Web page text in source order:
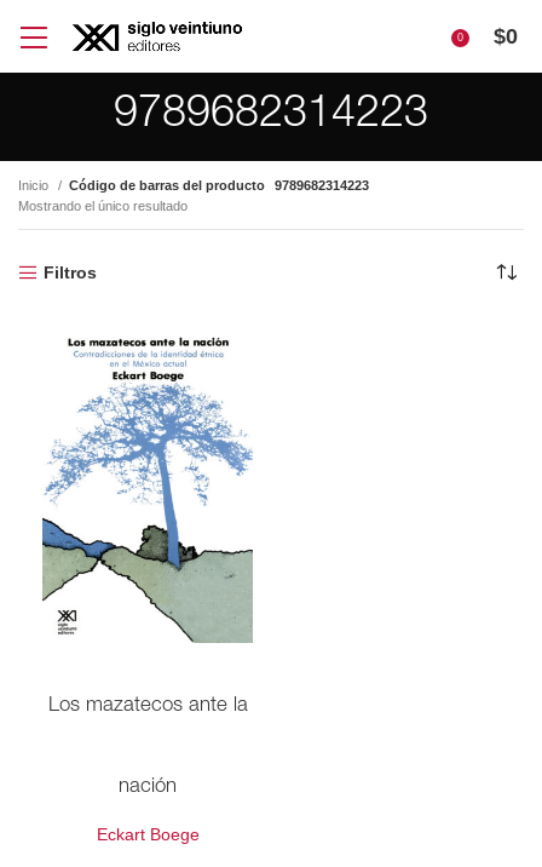
0 $0
9789682314223
Inicio Código de barras del producto
9789682314223
Mostrando el único resultado
Filtros
Los mazatecos ante la
nación
Eckart Boege